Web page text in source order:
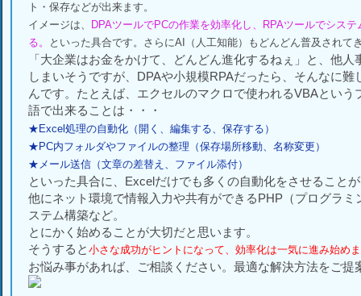
ト・保存などが出来ます。
イメージは、
DPAツールでPCの作業を効率化し、RPAツールでシス
る。
といった具合です。さらにAI（人工知能）もどんどん普及されて
「大企業はお金をかけて、どんどん進化するねぇ」と、他人
しまいそうですが、DPAや小規模RPAだったら、そんなに難
んです。たとえば、エクセルのマクロで使われるVBAという
語で出来ることは・・・
★Excel処理の自動化（開く、編集する、保存する）
★PC内フォルダやファイルの整理（保存場所移動、名称変更）
★メール送信（文章の差替え、ファイル添付）
といった具合に、Excelだけでも多くの自動化をさせること
他にネット環境で情報入力や共有ができるPHP（プログラミ
ステム構築など。
とにかく始めることが大切だと思います。
そうすると 小さな成功がヒントになって、効率化は一気に進み始め
お悩み事があれば、ご相談ください。最適な解決方法をご提